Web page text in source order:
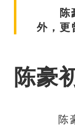
陈豪
外，更
陈豪
陈豪